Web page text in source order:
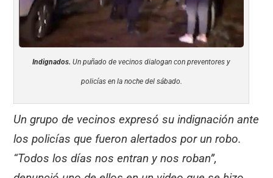
Indignados. Un puñado de vecinos dialogan con preventores y
policías en la noche del sábado.
Un grupo de vecinos expresó su indignación ante
los policías que fueron alertados por un robo.
“Todos los días nos entran y nos roban”,